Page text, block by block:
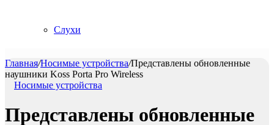
Слухи
Главная/Носимые устройства/Представлены обновленные
наушники Koss Porta Pro Wireless
Носимые устройства
Представлены обновленные